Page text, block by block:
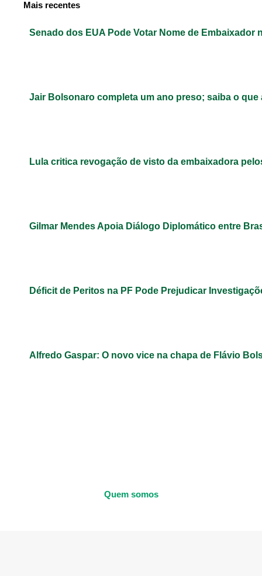
Mais recentes
Senado dos EUA Pode Votar Nome de Embaixador
Jair Bolsonaro completa um ano preso; saiba o que
Lula critica revogação de visto da embaixadora
Gilmar Mendes Apoia Diálogo Diplomático entre
Déficit de Peritos na PF Pode Prejudicar
Alfredo Gaspar: O novo vice na chapa de Flávio
Quem somos